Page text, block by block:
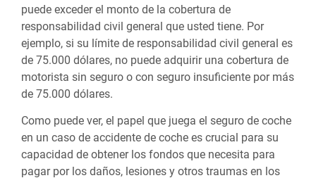
puede exceder el monto de la cobertura de
responsabilidad civil general que usted tiene. Por
ejemplo, si su límite de responsabilidad civil general es
de 75.000 dólares, no puede adquirir una cobertura de
motorista sin seguro o con seguro insuficiente por más
de 75.000 dólares.
Como puede ver, el papel que juega el seguro de coche
en un caso de accidente de coche es crucial para su
capacidad de obtener los fondos que necesita para
pagar por los daños, lesiones y otros traumas en los